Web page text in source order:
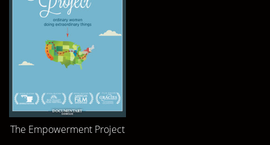
The Empowerment Project